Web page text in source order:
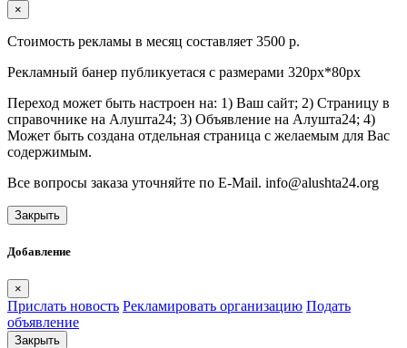
×
Стоимость рекламы в месяц составляет 3500 р.
Рекламный банер публикуетася с размерами 320px*80px
Переход может быть настроен на: 1) Ваш сайт; 2) Страницу в
справочнике на Алушта24; 3) Объявление на Алушта24; 4)
Может быть создана отдельная страница с желаемым для Вас
содержимым.
Все вопросы заказа уточняйте по E-Mail. info@alushta24.org
Закрыть
Добавление
×
Прислать новость Рекламировать организацию Подать
объявление
Закрыть